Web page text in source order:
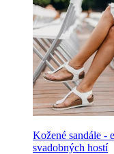
Kožené sandále -
svadobných hostí